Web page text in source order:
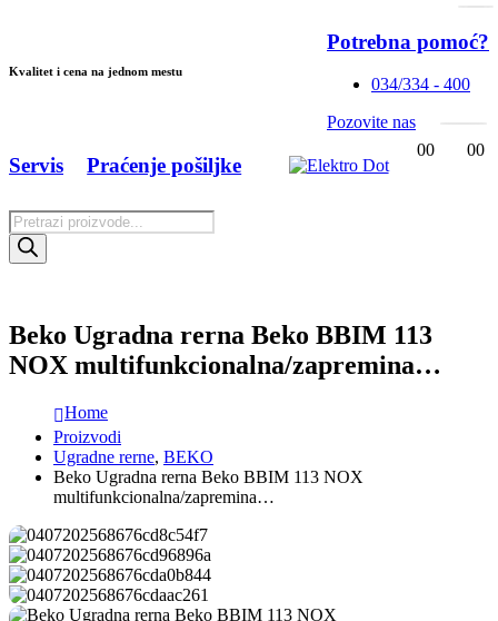
Kvalitet i cena na jednom mestu
Potrebna pomoć?
034/334 - 400
Pozovite nas
Products
search
Servis Praćenje pošiljke
00 00
Beko Ugradna rerna Beko BBIM 113
NOX multifunkcionalna/zapremina…
Home
Proizvodi
Ugradne rerne, BEKO
Beko Ugradna rerna Beko BBIM 113 NOX
multifunkcionalna/zapremina…